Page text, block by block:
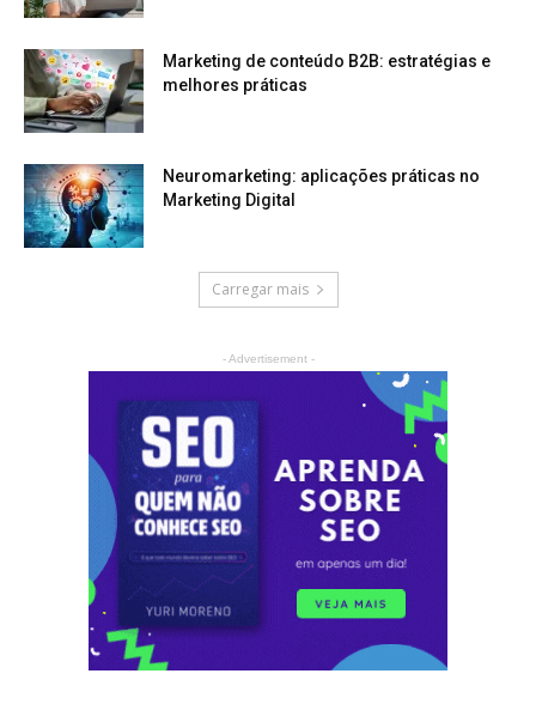
Marketing de conteúdo B2B: estratégias e
melhores práticas
Neuromarketing: aplicações práticas no
Marketing Digital
Carregar mais
- Advertisement -